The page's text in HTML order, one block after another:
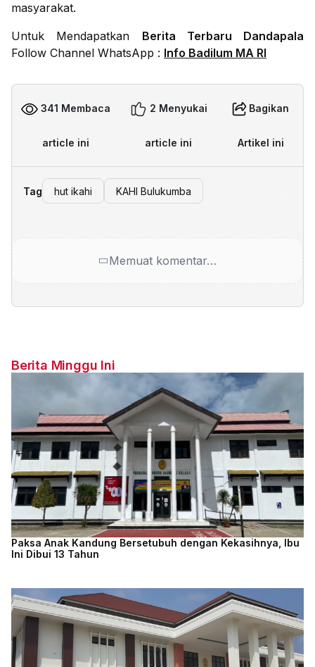
masyarakat.
Untuk Mendapatkan Berita Terbaru Dandapala
Follow Channel WhatsApp : Info Badilum MA RI
341 Membaca
article ini
2 Menyukai
article ini
Bagikan
Artikel ini
Tag hut ikahi KAHI Bulukumba
Memuat komentar…
Berita Minggu Ini
Paksa Anak Kandung Bersetubuh dengan Kekasihnya, Ibu
Ini Dibui 13 Tahun